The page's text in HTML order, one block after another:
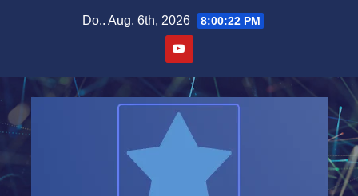
Do.. Aug. 6th, 2026 8:00:23 PM